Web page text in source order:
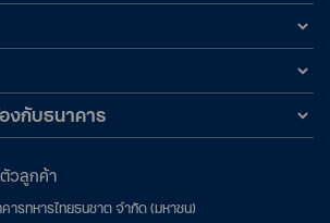
งกับธนาคาร
ารทหารไทยธนชาต จำกัด (มหาชน)
วลูกค้า